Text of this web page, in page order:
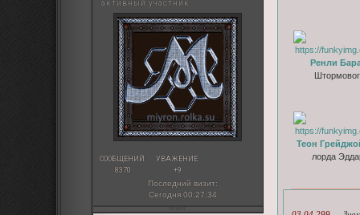
активный участник
СООБЩЕНИЙ:
8370
УВАЖЕНИЕ:
+9
Последний визит:
Сегодня 00:27:34
Ренли
Теон
лорда